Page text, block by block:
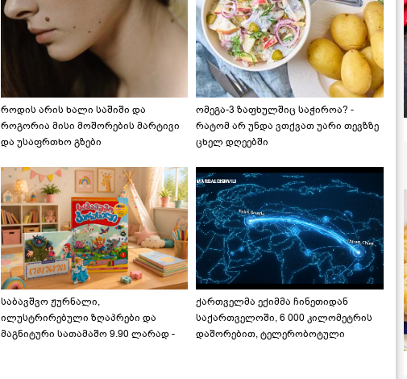
როდის არის ხალი საშიში და
როგორია მისი მოშორების მარტივი
და უსაფრთხო გზები
ომეგა-3 ზაფხულშიც საჭიროა? -
რატომ არ უნდა ვთქვათ უარი თევზზე
ცხელ დღეებში
საბავშვო ჟურნალი,
ილუსტრირებული ზღაპრები და
მაგნიტური სათამაშო 9.90 ლარად -
ქართველმა ექიმმა ჩინეთიდან
საქართველოში, 6 000 კილომეტრის
დაშორებით, ტელერობოტული